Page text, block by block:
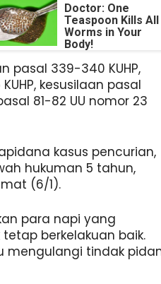
Doctor: One
Teaspoon Kills All
Worms in Your
Body!
pasal 339-340 KUHP,
kesusilaan pasal
81-82 UU nomor 23
kasus pencurian,
hukuman 5 tahun,
(6/1).
para napi yang
berkelakuan baik.
mengulangi tindak